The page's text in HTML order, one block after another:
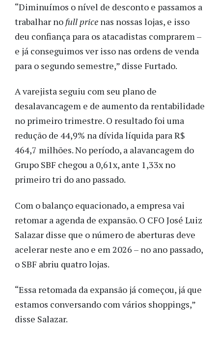
“Diminuímos o nível de desconto e passamos a
trabalhar no full price nas nossas lojas, e isso
deu confiança para os atacadistas comprarem –
e já conseguimos ver isso nas ordens de venda
para o segundo semestre,” disse Furtado.
A varejista seguiu com seu plano de
desalavancagem e de aumento da rentabilidade
no primeiro trimestre. O resultado foi uma
redução de 44,9% na dívida líquida para R$
464,7 milhões. No período, a alavancagem do
Grupo SBF chegou a 0,61x, ante 1,33x no
primeiro tri do ano passado.
Com o balanço equacionado, a empresa vai
retomar a agenda de expansão. O CFO José Luiz
Salazar disse que o número de aberturas deve
acelerar neste ano e em 2026 – no ano passado,
o SBF abriu quatro lojas.
“Essa retomada da expansão já começou, já que
estamos conversando com vários shoppings,”
disse Salazar.